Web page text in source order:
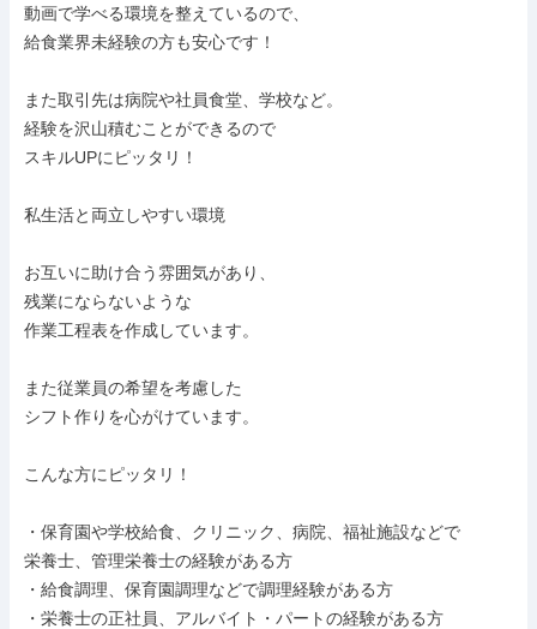
動画で学べる環境を整えているので、
給食業界未経験の方も安心です！
また取引先は病院や社員食堂、学校など。
経験を沢山積むことができるので
スキルUPにピッタリ！
私生活と両立しやすい環境
お互いに助け合う雰囲気があり、
残業にならないような
作業工程表を作成しています。
また従業員の希望を考慮した
シフト作りを心がけています。
こんな方にピッタリ！
・保育園や学校給食、クリニック、病院、福祉施設などで
栄養士、管理栄養士の経験がある方
・給食調理、保育園調理などで調理経験がある方
・栄養士の正社員、アルバイト・パートの経験がある方